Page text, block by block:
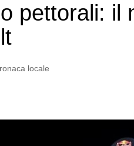
pettorali: il
locale